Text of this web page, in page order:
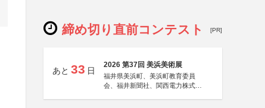
締め切り直前コンテスト [PR]
あと 33 日
2026 第37回 美浜美術展
福井県美浜町、美浜町教育委員
会、福井新聞社、関西電力株式会